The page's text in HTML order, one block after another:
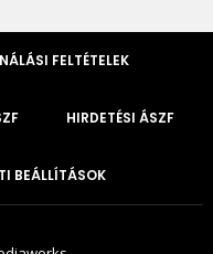
FELTÉTELEK
HIRDETÉSI ÁSZF
BEÁLLÍTÁSOK